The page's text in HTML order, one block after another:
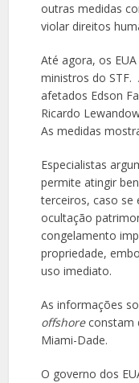
outras medidas
violar direitos
Até agora, os
ministros do
afetados Edson
Ricardo
As medidas
Especialistas
permite atingir
terceiros, caso se
ocultação
congelamento
propriedade,
uso imediato.
As informações
offshoreconstam
Miami-Dade.
O governo dos